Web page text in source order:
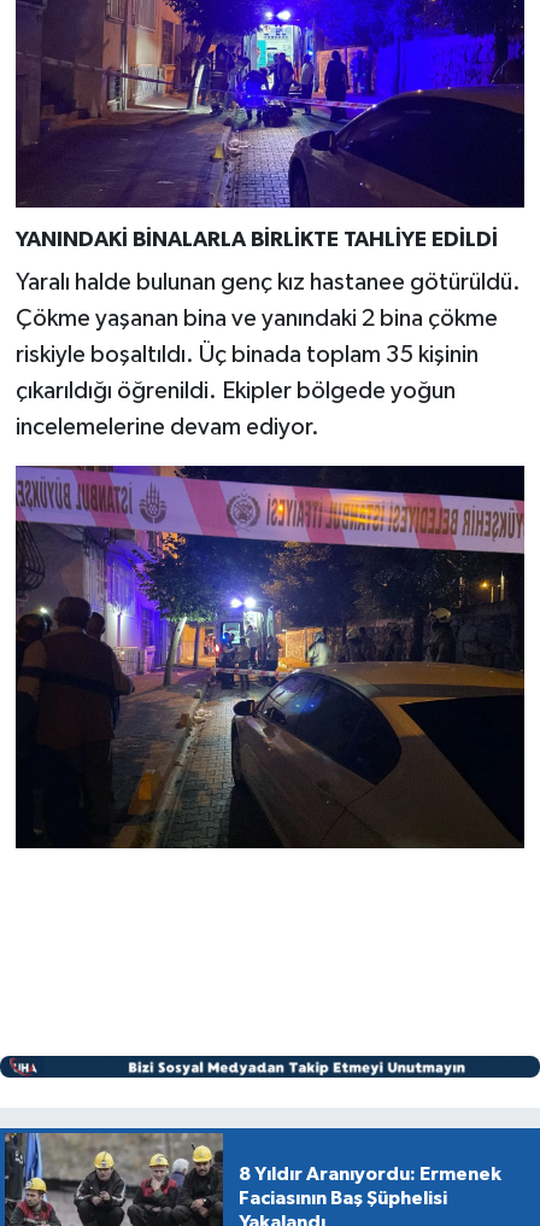
YANINDAKİ BİNALARLA BİRLİKTE TAHLİYE EDİLDİ
Yaralı halde bulunan genç kız hastanee götürüldü.
Çökme yaşanan bina ve yanındaki 2 bina çökme
riskiyle boşaltıldı. Üç binada toplam 35 kişinin
çıkarıldığı öğrenildi. Ekipler bölgede yoğun
incelemelerine devam ediyor.
8 Yıldır Aranıyordu: Ermenek
Faciasının Baş Şüphelisi